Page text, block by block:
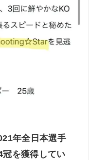
年全日本選手
を獲得してい